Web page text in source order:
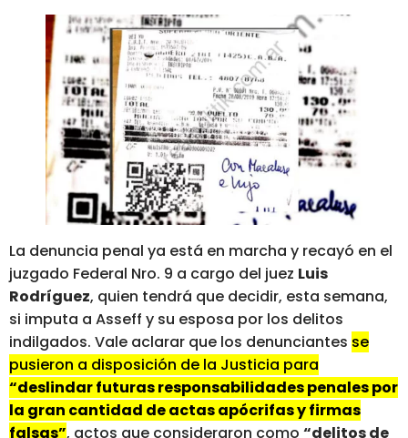
La denuncia penal ya está en marcha y recayó en el
juzgado Federal Nro. 9 a cargo del juez Luis
Rodríguez, quien tendrá que decidir, esta semana,
si imputa a Asseff y su esposa por los delitos
indilgados. Vale aclarar que los denunciantes se
pusieron a disposición de la Justicia para
“deslindar futuras responsabilidades penales por
la gran cantidad de actas apócrifas y firmas
falsas”, actos que consideraron como “delitos de